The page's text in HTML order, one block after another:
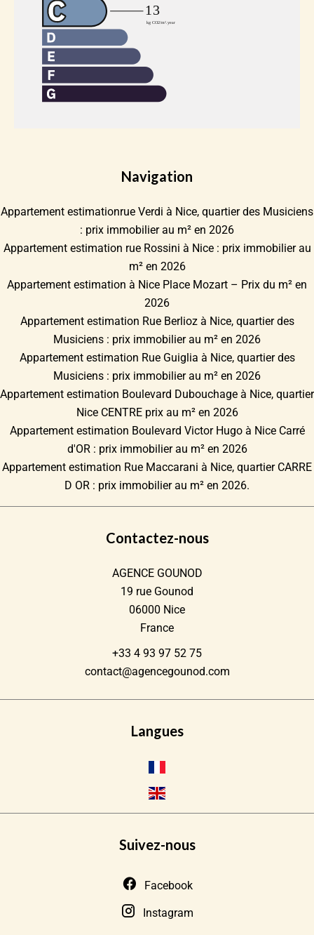
Navigation
Appartement estimationrue Verdi à Nice, quartier des Musiciens
: prix immobilier au m² en 2026
Appartement estimation rue Rossini à Nice : prix immobilier au
m² en 2026
Appartement estimation à Nice Place Mozart – Prix du m² en
2026
Appartement estimation Rue Berlioz à Nice, quartier des
Musiciens : prix immobilier au m² en 2026
Appartement estimation Rue Guiglia à Nice, quartier des
Musiciens : prix immobilier au m² en 2026
Appartement estimation Boulevard Dubouchage à Nice, quartier
Nice CENTRE prix au m² en 2026
Appartement estimation Boulevard Victor Hugo à Nice Carré
d'OR : prix immobilier au m² en 2026
Appartement estimation Rue Maccarani à Nice, quartier CARRE
D OR : prix immobilier au m² en 2026.
Contactez-nous
AGENCE GOUNOD
19 rue Gounod
06000 Nice
France
+33 4 93 97 52 75
contact@agencegounod.com
Langues
Suivez-nous
Facebook
Instagram